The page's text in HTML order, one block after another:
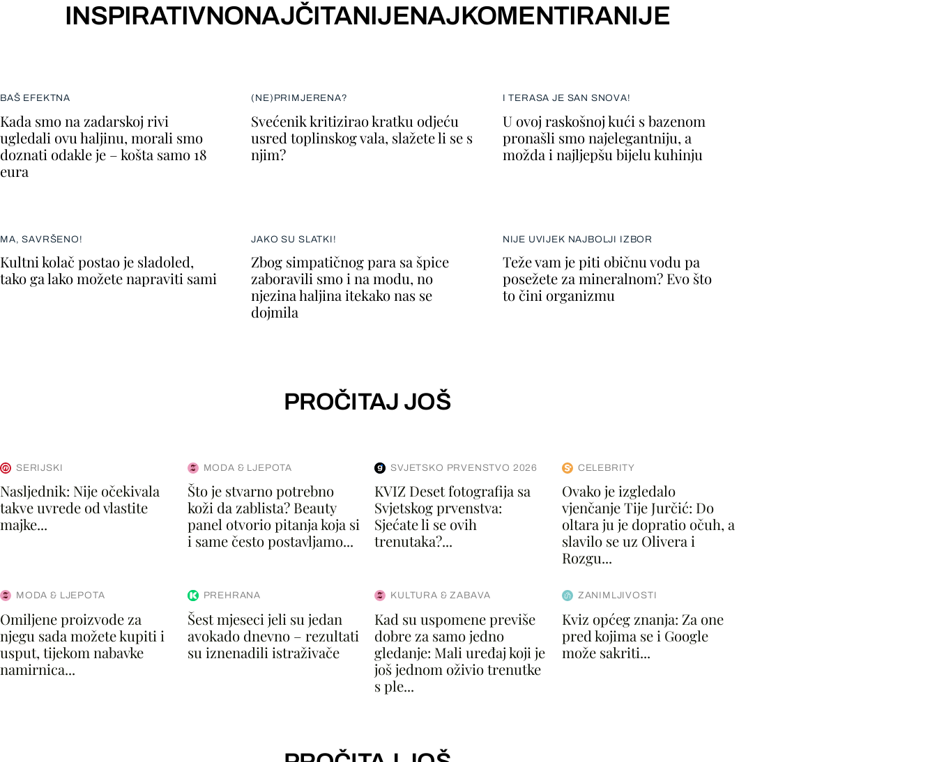
INSPIRATIVNONAJČITANIJENAJKOMENTIRANIJE
BAŠ EFEKTNA
Kada smo na zadarskoj rivi
ugledali ovu haljinu, morali smo
doznati odakle je – košta samo 18
eura
(NE)PRIMJERENA?
Svećenik kritizirao kratku odjeću
usred toplinskog vala, slažete li se s
njim?
I TERASA JE SAN SNOVA!
U ovoj raskošnoj kući s bazenom
pronašli smo najelegantniju, a
možda i najljepšu bijelu kuhinju
MA, SAVRŠENO!
Kultni kolač postao je sladoled,
tako ga lako možete napraviti sami
JAKO SU SLATKI!
Zbog simpatičnog para sa špice
zaboravili smo i na modu, no
njezina haljina itekako nas se
dojmila
NIJE UVIJEK NAJBOLJI IZBOR
Teže vam je piti običnu vodu pa
posežete za mineralnom? Evo što
to čini organizmu
PROČITAJ JOŠ
SERIJSKI
Nasljednik: Nije očekivala
takve uvrede od vlastite
majke...
MODA & LJEPOTA
Što je stvarno potrebno
koži da zablista? Beauty
panel otvorio pitanja koja si
i same često postavljamo...
SVJETSKO PRVENSTVO 2026
KVIZ Deset fotografija sa
Svjetskog prvenstva:
Sjećate li se ovih
trenutaka?...
CELEBRITY
Ovako je izgledalo
vjenčanje Tije Jurčić: Do
oltara ju je dopratio očuh, a
slavilo se uz Olivera i
Rozgu...
MODA & LJEPOTA
Omiljene proizvode za
njegu sada možete kupiti i
usput, tijekom nabavke
namirnica...
PREHRANA
Šest mjeseci jeli su jedan
avokado dnevno – rezultati
su iznenadili istraživače
KULTURA & ZABAVA
Kad su uspomene previše
dobre za samo jedno
gledanje: Mali uređaj koji je
još jednom oživio trenutke
s ple...
ZANIMLJIVOSTI
Kviz općeg znanja: Za one
pred kojima se i Google
može sakriti...